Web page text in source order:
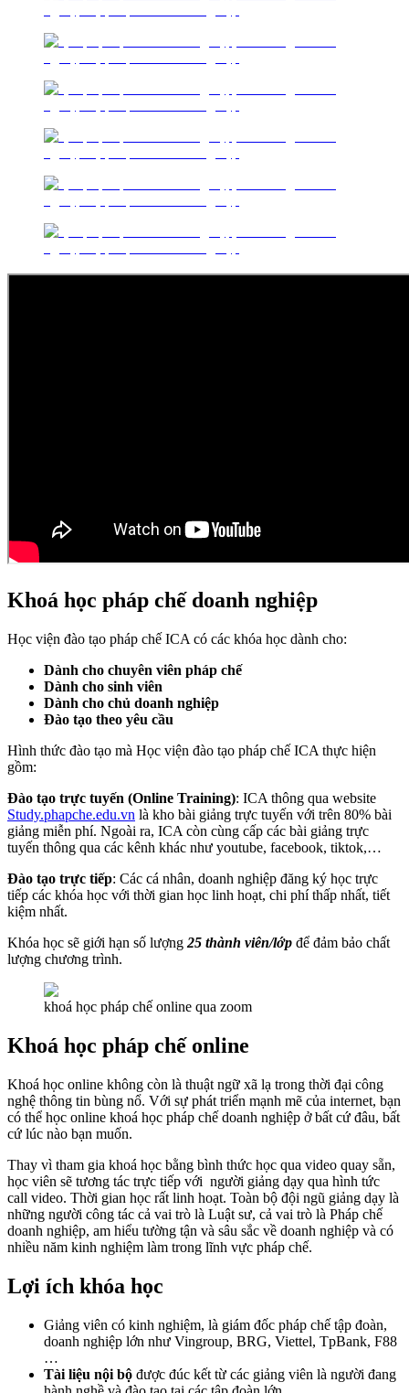
Khoá học pháp chế doanh nghiệp
Học viện đào tạo pháp chế ICA có các khóa học dành cho:
Dành cho chuyên viên pháp chế
Dành cho sinh viên
Dành cho chủ doanh nghiệp
Đào tạo theo yêu cầu
Hình thức đào tạo mà Học viện đào tạo pháp chế ICA thực hiện
gồm:
Đào tạo trực tuyến (Online Training): ICA thông qua website
Study.phapche.edu.vn là kho bài giảng trực tuyến với trên 80% bài
giảng miễn phí. Ngoài ra, ICA còn cùng cấp các bài giảng trực
tuyến thông qua các kênh khác như youtube, facebook, tiktok,…
Đào tạo trực tiếp: Các cá nhân, doanh nghiệp đăng ký học trực
tiếp các khóa học với thời gian học linh hoạt, chi phí thấp nhất, tiết
kiệm nhất.
Khóa học sẽ giới hạn số lượng 25 thành viên/lớp để đảm bảo chất
lượng chương trình.
khoá học pháp chế online qua zoom
Khoá học pháp chế online
Khoá học online không còn là thuật ngữ xã lạ trong thời đại công
nghệ thông tin bùng nổ. Với sự phát triển mạnh mẽ của internet, bạn
có thể học online khoá học pháp chế doanh nghiệp ở bất cứ đâu, bất
cứ lúc nào bạn muốn.
Thay vì tham gia khoá học bằng bình thức học qua video quay sẵn,
học viên sẽ tương tác trực tiếp với người giảng dạy qua hình tức
call video. Thời gian học rất linh hoạt. Toàn bộ đội ngũ giảng dạy là
những người công tác cả vai trò là Luật sư, cả vai trò là Pháp chế
doanh nghiệp, am hiểu tường tận và sâu sắc về doanh nghiệp và có
nhiều năm kinh nghiệm làm trong lĩnh vực pháp chế.
Lợi ích khóa học
Giảng viên có kinh nghiệm, là giám đốc pháp chế tập đoàn,
doanh nghiệp lớn như Vingroup, BRG, Viettel, TpBank, F88
…
Tài liệu nội bộ được đúc kết từ các giảng viên là người đang